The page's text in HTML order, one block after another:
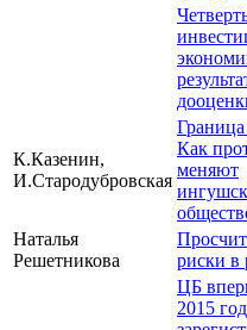
К.Казенин,
И.Стародубровская
Как
меняют
Наталья
Решетникова
риски в
ЦБ
2015